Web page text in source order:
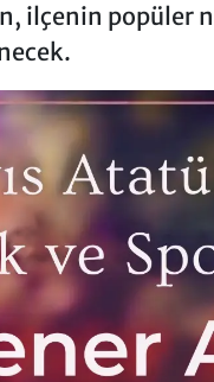
ilçenin popüler